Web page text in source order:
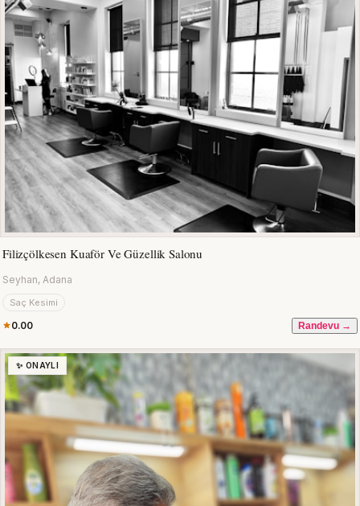
Filizçölkesen Kuaför Ve Güzellik Salonu
Seyhan, Adana
Saç Kesimi
0.00 Randevu →
✨ ONAYLI